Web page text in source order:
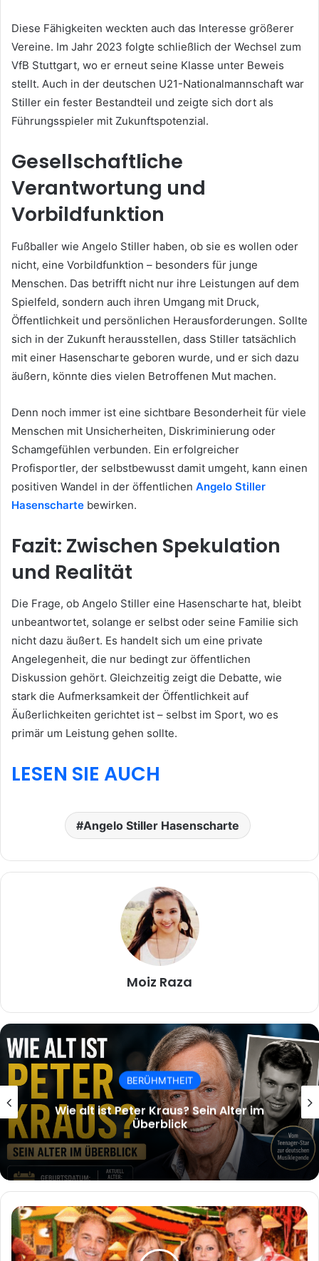
Diese Fähigkeiten weckten auch das Interesse größerer
Vereine. Im Jahr 2023 folgte schließlich der Wechsel zum
VfB Stuttgart, wo er erneut seine Klasse unter Beweis
stellt. Auch in der deutschen U21-Nationalmannschaft war
Stiller ein fester Bestandteil und zeigte sich dort als
Führungsspieler mit Zukunftspotenzial.
Gesellschaftliche
Verantwortung und
Vorbildfunktion
Fußballer wie Angelo Stiller haben, ob sie es wollen oder
nicht, eine Vorbildfunktion – besonders für junge
Menschen. Das betrifft nicht nur ihre Leistungen auf dem
Spielfeld, sondern auch ihren Umgang mit Druck,
Öffentlichkeit und persönlichen Herausforderungen. Sollte
sich in der Zukunft herausstellen, dass Stiller tatsächlich
mit einer Hasenscharte geboren wurde, und er sich dazu
äußern, könnte dies vielen Betroffenen Mut machen.
Denn noch immer ist eine sichtbare Besonderheit für viele
Menschen mit Unsicherheiten, Diskriminierung oder
Schamgefühlen verbunden. Ein erfolgreicher
Profisportler, der selbstbewusst damit umgeht, kann einen
positiven Wandel in der öffentlichen Angelo Stiller
Hasenscharte bewirken.
Fazit: Zwischen Spekulation
und Realität
Die Frage, ob Angelo Stiller eine Hasenscharte hat, bleibt
unbeantwortet, solange er selbst oder seine Familie sich
nicht dazu äußert. Es handelt sich um eine private
Angelegenheit, die nur bedingt zur öffentlichen
Diskussion gehört. Gleichzeitig zeigt die Debatte, wie
stark die Aufmerksamkeit der Öffentlichkeit auf
Äußerlichkeiten gerichtet ist – selbst im Sport, wo es
primär um Leistung gehen sollte.
LESEN SIE AUCH
Angelo Stiller Hasenscharte
Moiz Raza
BERÜHMTHEIT
Magath: Karriere, Erfolge und sein Leben
im Fußball
Luca
Köhlund
Eine
umfassende